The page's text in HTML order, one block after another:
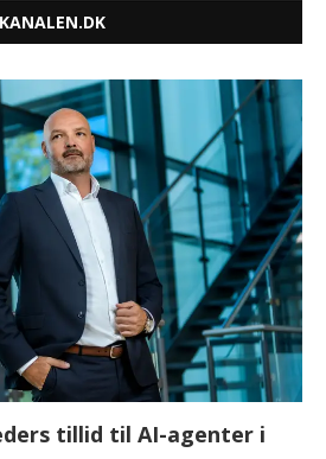
tillid til AI-agenter i